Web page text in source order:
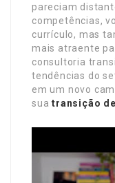
pareciam
competências,
currículo, mas
mais atraente
consultoria
tendências do
em um novo
suatransição